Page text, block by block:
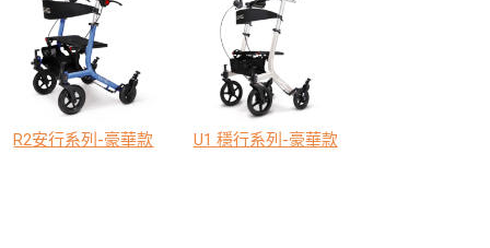
R2安行系列-豪華款 U1 穩行系列-豪華款